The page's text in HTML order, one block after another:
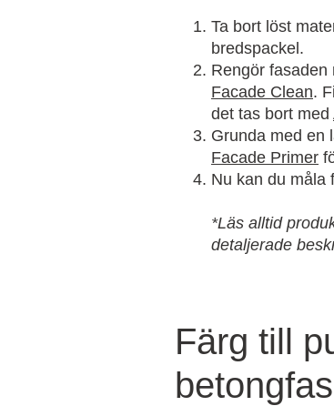
Ta bort löst
bredspackel.
Rengör fasaden
Facade Clean.
det tas bort med
Grunda med en
Facade Primer
Nu kan du måla
*Läs alltid
detaljerade
Färg till